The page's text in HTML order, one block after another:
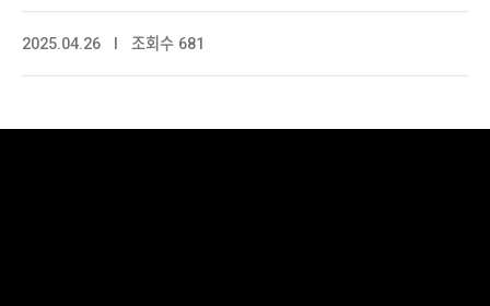
2025.04.26 I 조회수 681